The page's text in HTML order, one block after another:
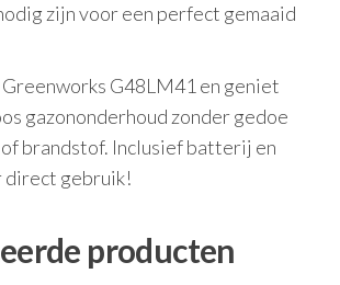
zijn voor een perfect gemaaid
G48LM41 en geniet
gazononderhoud zonder gedoe
brandstof. Inclusief batterij en
direct gebruik!
producten